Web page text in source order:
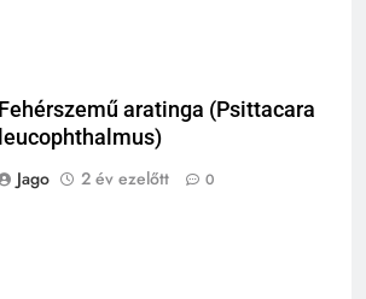
Fehérszemű aratinga (Psittacara
leucophthalmus)
Jago
2 év ezelőtt 0